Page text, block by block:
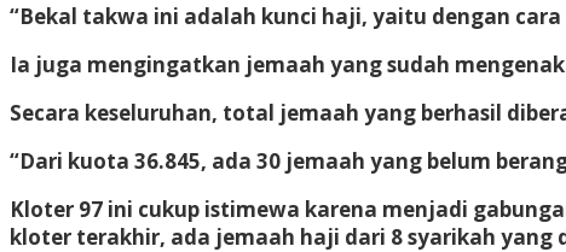
“Bekal takwa ini adalah kunci haji, yaitu dengan
Ia juga mengingatkan jemaah yang sudah
Secara keseluruhan, total jemaah yang berhasil
“Dari kuota 36.845, ada 30 jemaah yang belum
Kloter 97 ini cukup istimewa karena menjadi
kloter terakhir, ada jemaah haji dari 8 syarikah yang